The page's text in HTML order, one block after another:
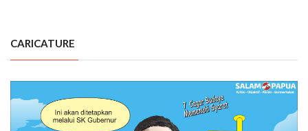
CARICATURE